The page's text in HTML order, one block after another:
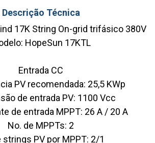
Descrição Técnica
17K String On-grid trifásico 380V
HopeSun 17KTL
Entrada CC
PV recomendada: 25,5 KWp
de entrada PV: 1100 Vcc
de entrada MPPT: 26 A / 20 A
No. de MPPTs: 2
strings PV por MPPT: 2/1